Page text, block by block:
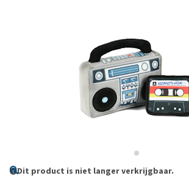
Dit product is niet langer verkrijgbaar.